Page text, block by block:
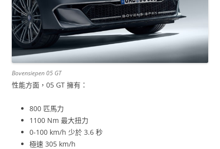
Bovensiepen 05 GT
性能方面，05 GT 擁有：
800 匹馬力
1100 Nm 最大扭力
0-100 km/h 少於 3.6 秒
極速 305 km/h